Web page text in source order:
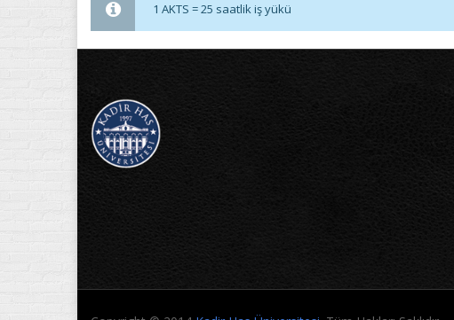
1 AKTS = 25 saatlik iş yükü